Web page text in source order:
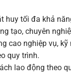
huy tối đa khả
tạo, chuyên
cao nghiệp vụ, kỹ
quy trình.
lao động theo